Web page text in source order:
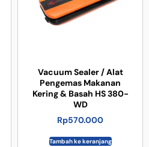
Vacuum Sealer / Alat
Pengemas Makanan
Kering & Basah HS 380-
WD
Rp570.000
Tambah ke keranjang